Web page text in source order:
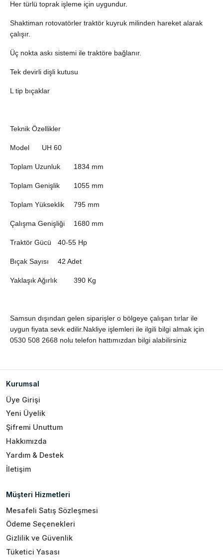
Her türlü toprak işleme için uygundur.
Shaktiman rotovatörler traktör kuyruk milinden hareket alarak
çalışır.
Üç nokta askı sistemi ile traktöre bağlanır.
Tek devirli dişli kutusu
L tip bıçaklar
Teknik Özellikler
Model UH 60
Toplam Uzunluk 1834 mm
Toplam Genişlik 1055 mm
Toplam Yükseklik 795 mm
Çalışma Genişliği 1680 mm
Traktör Gücü 40-55 Hp
Bıçak Sayısı 42 Adet
Yaklaşık Ağırlık 390 Kg
Samsun dışından gelen siparişler o bölgeye çalışan tırlar ile
uygun fiyata sevk edilir.Nakliye işlemleri ile ilgili bilgi almak için
0530 508 2668 nolu telefon hattımızdan bilgi alabilirsiniz
Kurumsal
Üye Girişi
Yeni Üyelik
Şifremi Unuttum
Hakkımızda
Yardım & Destek
İletişim
Müşteri Hizmetleri
Mesafeli Satış Sözleşmesi
Ödeme Seçenekleri
Gizlilik ve Güvenlik
Tüketici Yasası